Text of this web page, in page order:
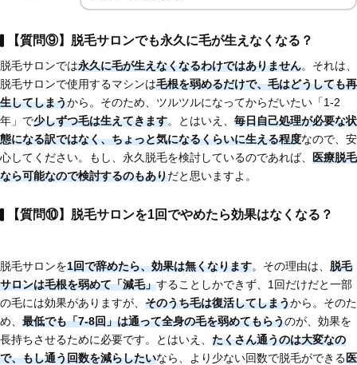
【質問⑨】脱毛サロンでも永久に毛が生えなくなる？
脱毛サロンでは永久に毛が生えなくなるわけではありません。それは、
脱毛サロンで使用するマシンは毛根を弱めるだけで、毛はどうしても再
生してしまうから。そのため、ツルツルになってからだいたい「1-2
年」で少しずつ毛は生えてきます。とはいえ、 毎日自己処理が必要な状
態になる訳ではなく、ちょっと気になるくらいに生える程度なので、安
心してください。もし、永久脱毛を検討しているのであれば、 医療脱毛
なら可能なので検討するのもありだと思いますよ。
【質問⑩】脱毛サロンを1回でやめたら効果はなくなる？
脱毛サロンを1回で辞めたら、効果は無くなります。その理由は、 脱毛
サロンは毛根を弱めて「減毛」することしかできず、1回だけだと一部
の毛には効果がありますが、 そのうち毛は復活してしまうから。そのた
め、 最低でも「7-8回」は通って全身の毛を弱めてもらうのが、効果を
長持ちさせるために必要です。とはいえ、 たくさん通うのは大変なの
で、もし通う回数を減らしたいなら、より少ない回数で脱毛ができる医